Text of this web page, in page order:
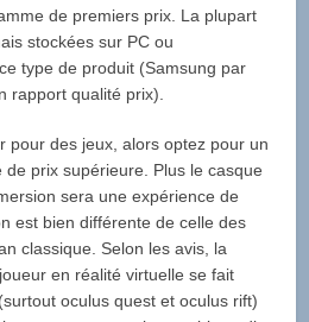
de premiers prix. La plupart
stockées sur PC ou
type de produit (Samsung par
rapport qualité prix).
pour des jeux, alors optez pour un
prix supérieure. Plus le casque
sera une expérience de
est bien différente de celle des
classique. Selon les avis, la
en réalité virtuelle se fait
oculus quest et oculus rift)